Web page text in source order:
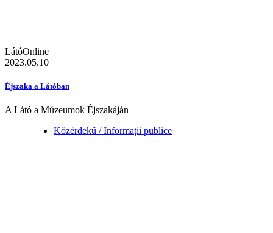
LátóOnline
2023.05.10
Éjszaka a Látóban
A Látó a Múzeumok Éjszakáján
Közérdekű / Informații publice